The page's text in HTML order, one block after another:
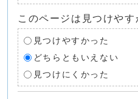
このページは見つけやす
見つけやすかった
どちらともいえない
見つけにくかった